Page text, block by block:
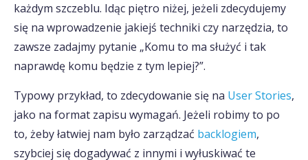
każdym szczeblu. Idąc piętro niżej, jeżeli zdecydujemy
się na wprowadzenie jakiejś techniki czy narzędzia, to
zawsze zadajmy pytanie „Komu to ma służyć i tak
naprawdę komu będzie z tym lepiej?”.
Typowy przykład, to zdecydowanie się na User Stories,
jako na format zapisu wymagań. Jeżeli robimy to po
to, żeby łatwiej nam było zarządzać backlogiem,
szybciej się dogadywać z innymi i wyłuskiwać te